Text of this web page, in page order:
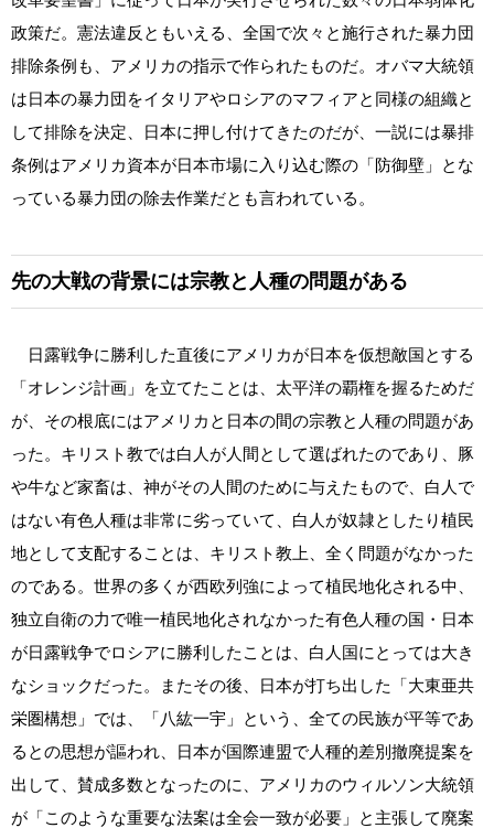
政策だ。憲法違反ともいえる、全国で次々と施行された暴力団
排除条例も、アメリカの指示で作られたものだ。オバマ大統領
は日本の暴力団をイタリアやロシアのマフィアと同様の組織と
して排除を決定、日本に押し付けてきたのだが、一説には暴排
条例はアメリカ資本が日本市場に入り込む際の「防御壁」とな
っている暴力団の除去作業だとも言われている。
先の大戦の背景には宗教と人種の問題がある
日露戦争に勝利した直後にアメリカが日本を仮想敵国とする
「オレンジ計画」を立てたことは、太平洋の覇権を握るためだ
が、その根底にはアメリカと日本の間の宗教と人種の問題があ
った。キリスト教では白人が人間として選ばれたのであり、豚
や牛など家畜は、神がその人間のために与えたもので、白人で
はない有色人種は非常に劣っていて、白人が奴隷としたり植民
地として支配することは、キリスト教上、全く問題がなかった
のである。世界の多くが西欧列強によって植民地化される中、
独立自衛の力で唯一植民地化されなかった有色人種の国・日本
が日露戦争でロシアに勝利したことは、白人国にとっては大き
なショックだった。またその後、日本が打ち出した「大東亜共
栄圏構想」では、「八紘一宇」という、全ての民族が平等であ
るとの思想が謳われ、日本が国際連盟で人種的差別撤廃提案を
出して、賛成多数となったのに、アメリカのウィルソン大統領
が「このような重要な法案は全会一致が必要」と主張して廃案